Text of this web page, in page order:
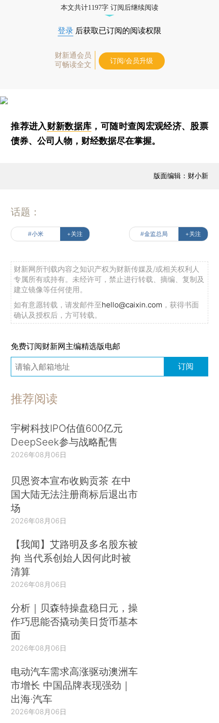
本文共计1197字 订阅后继续阅读
登录 后获取已订阅的阅读权限
财新通会员
可畅读全文
订阅/会员升级
推荐进入财新数据库 ，可随时查阅宏观经济、股票
债券、公司人物，财经数据尽在掌握。
版面编辑：财小新
话题：
#小米 +关注 #金监总局 +关注
财新网所刊载内容之知识产权为财新传媒及/或相关权利人
专属所有或持有。未经许可，禁止进行转载、摘编、复制及
建立镜像等任何使用。
如有意愿转载，请发邮件至hello@caixin.com ，获得书面
确认及授权后，方可转载。
免费订阅财新网主编精选版电邮
订阅
推荐阅读
宇树科技IPO估值600亿元
DeepSeek参与战略配售
2026年08月06日
贝恩资本宣布收购贡茶 在中
国大陆无法注册商标后退出市
场
2026年08月06日
【我闻】艾路明及多名股东被
拘 当代系创始人因何此时被
清算
2026年08月06日
分析｜贝森特操盘稳日元，操
作巧思能否撬动美日货币基本
面
2026年08月06日
电动汽车需求高涨驱动澳洲车
市增长 中国品牌表现强劲｜
出海·汽车
2026年08月06日